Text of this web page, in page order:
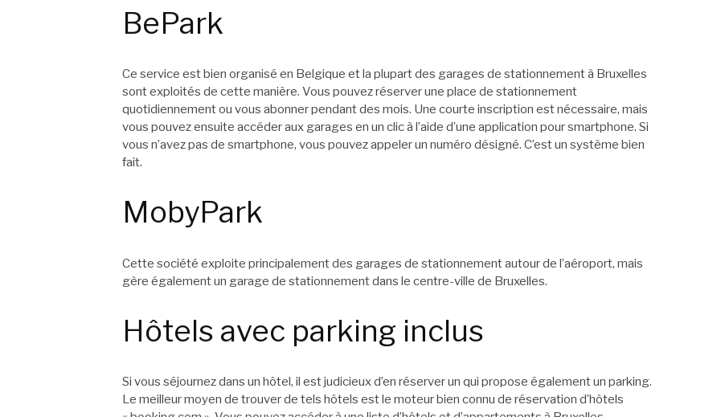
BePark
Ce service est bien organisé en Belgique et la plupart des garages de stationnement à Bruxelles
sont exploités de cette manière. Vous pouvez réserver une place de stationnement
quotidiennement ou vous abonner pendant des mois. Une courte inscription est nécessaire, mais
vous pouvez ensuite accéder aux garages en un clic à l’aide d’une application pour smartphone. Si
vous n’avez pas de smartphone, vous pouvez appeler un numéro désigné. C’est un système bien
fait.
MobyPark
Cette société exploite principalement des garages de stationnement autour de l’aéroport, mais
gère également un garage de stationnement dans le centre-ville de Bruxelles.
Hôtels avec parking inclus
Si vous séjournez dans un hôtel, il est judicieux d’en réserver un qui propose également un parking.
Le meilleur moyen de trouver de tels hôtels est le moteur bien connu de réservation d’hôtels